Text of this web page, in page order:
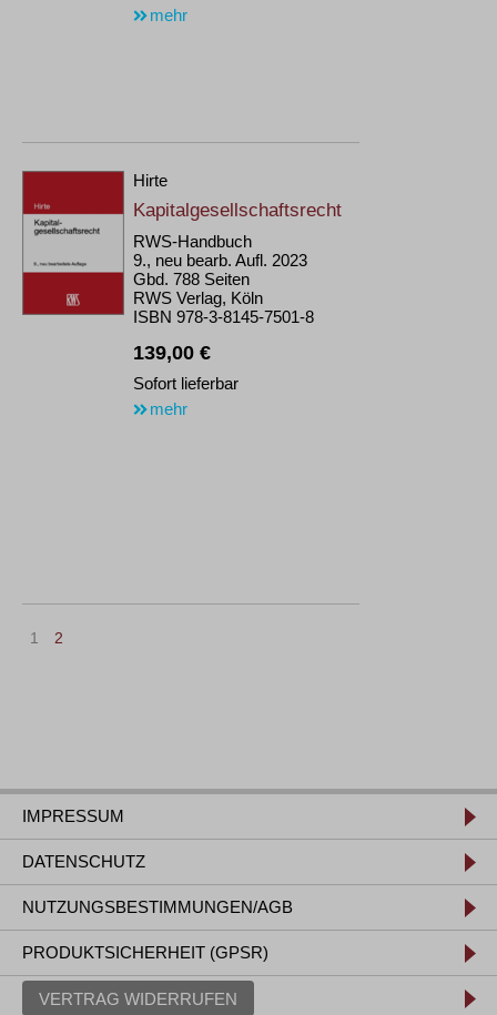
mehr
Hirte
Kapitalgesellschaftsrecht
RWS-Handbuch
9., neu bearb. Aufl. 2023
Gbd. 788 Seiten
RWS Verlag, Köln
ISBN 978-3-8145-7501-8
139,00 €
Sofort lieferbar
mehr
1 2
IMPRESSUM
DATENSCHUTZ
NUTZUNGSBESTIMMUNGEN/AGB
PRODUKTSICHERHEIT (GPSR)
VERTRAG WIDERRUFEN